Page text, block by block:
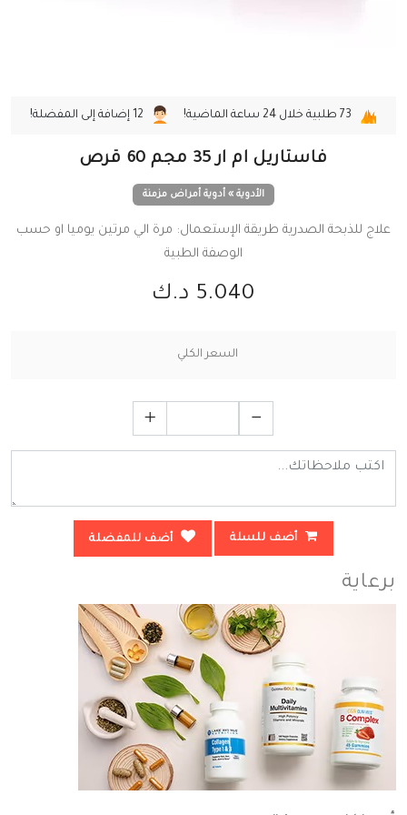
73 طلبية خلال 24 ساعة الماضية! 12 إضافة إلى المفضلة!
فاستاريل ام ار 35 مجم 60 قرص
الأدوية » أدوية أمراض مزمنة
علاج للذبحة الصدرية طريقة الإستعمال: مرة الي مرتين يوميا او حسب
الوصفة الطبية
5.040 د.ك
السعر الكلي
أضف للمفضلة
برعاية